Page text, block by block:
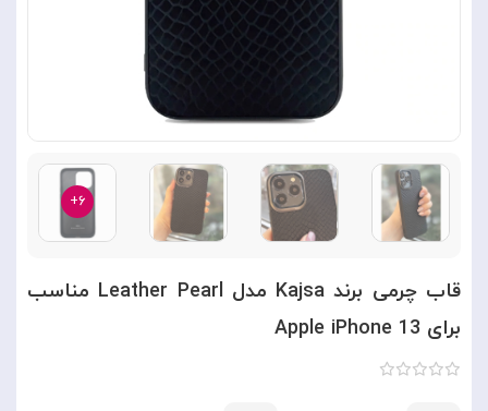
۶+
قاب چرمی برند Kajsa مدل Leather Pearl مناسب
برای Apple iPhone 13